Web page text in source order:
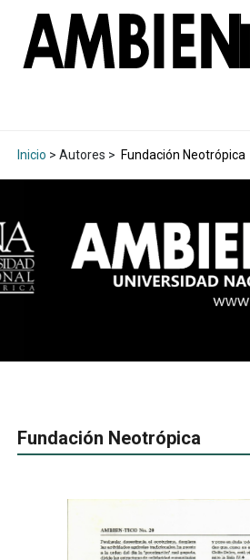
Inicio > Autores > Fundación Neotrópica
Fundación Neotrópica